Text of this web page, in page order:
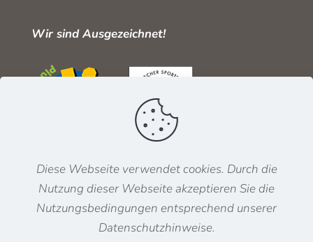
Wir sind Ausgezeichnet!
Diese Webseite verwendet cookies. Durch die
Nutzung dieser Webseite akzeptieren Sie die
Nutzungsbedingungen entsprechend unserer
Datenschutzhinweise.